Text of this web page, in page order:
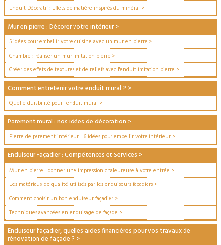
Enduit Décoratif : Effets de matière inspirés du minéral >
Mur en pierre : Décorer votre intérieur>
5 idées pour embellir votre cuisine avec un mur en pierre >
Chambre : réaliser un mur imitation pierre >
Créer des effets de textures et de reliefs avec l'enduit imitation pierre >
Comment entretenir votre enduit mural ? >
Quelle durabilité pour l'enduit mural >
Parement mural : nos idées de décoration >
Pierre de parement intérieur : 6 idées pour embellir votre intérieur >
Enduiseur Façadier : Compétences et Services >
Mur en pierre : donner une impression chaleureuse à votre entrée >
Les matériaux de qualité utilisés par les enduiseurs façadiers >
Comment choisir un bon enduiseur façadier >
Techniques avancées en enduisage de façade >
Enduiseur façadier, quelles aides financières pour vos travaux de
rénovation de façade ? >